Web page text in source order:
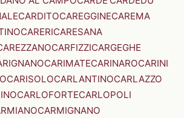
CARDITOCAREGGINECAREMA
CARERICARESANA
CARFIZZICARGEGHE
CARIMATECARINAROCARINI
CARISOLOCARLANTINOCARLAZZO
CARLOFORTECARLOPOLI
CARMIGNANO